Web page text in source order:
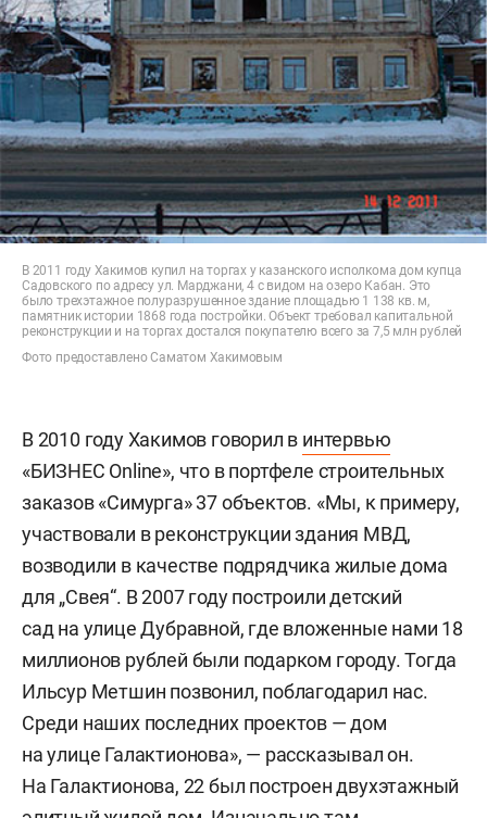
В 2011 году Хакимов купил на торгах у казанского исполкома дом купца
Садовского по адресу ул. Марджани, 4 с видом на озеро Кабан. Это
было трехэтажное полуразрушенное здание площадью 1 138 кв. м,
памятник истории 1868 года постройки. Объект требовал капитальной
реконструкции и на торгах достался покупателю всего за 7,5 млн рублей
Фото предоставлено Саматом Хакимовым
В 2010 году Хакимов говорил в интервью
«БИЗНЕС Online», что в портфеле строительных
заказов «Симурга» 37 объектов. «Мы, к примеру,
участвовали в реконструкции здания МВД,
возводили в качестве подрядчика жилые дома
для „Свея“. В 2007 году построили детский
сад на улице Дубравной, где вложенные нами 18
миллионов рублей были подарком городу. Тогда
Ильсур Метшин позвонил, поблагодарил нас.
Среди наших последних проектов — дом
на улице Галактионова», — рассказывал он.
На Галактионова, 22 был построен двухэтажный